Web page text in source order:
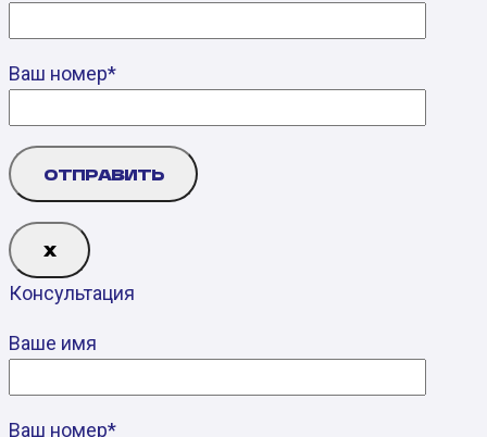
Ваш номер*
Х
Консультация
Ваше имя
Ваш номер*